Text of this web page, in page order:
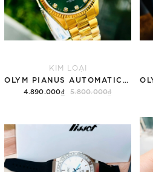
KIM LOẠI
4.890.000₫ 5.800.000₫